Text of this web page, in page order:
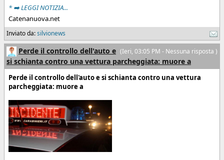
* ➡️ LEGGI NOTIZIA...
Catenanuova.net
Inviato da:silvionews
(Ieri, 03:05 PM - Nessuna risposta )
Perde il controllo dell'auto e
si schianta contro una vettura parcheggiata: muore a
Perde il controllo dell'auto e si schianta contro una vettura
parcheggiata: muore a